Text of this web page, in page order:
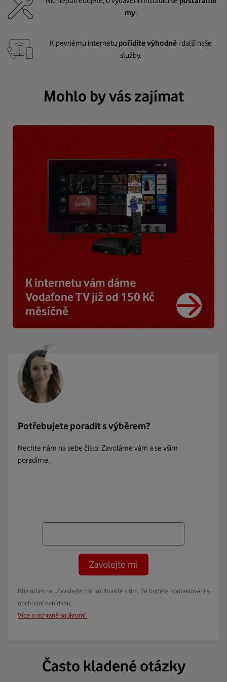
my.
K pevnému internetu pořídíte výhodně i další naše
služby.
Mohlo by vás zajímat
K internetu vám dáme
Vodafone TV již od 150 Kč
měsíčně
Potřebujete poradit s výběrem?
Nechte nám na sebe číslo. Zavoláme vám a se vším
poradíme.
Zavolejte mi
Kliknutím na „Zavolejte mi“ souhlasíte s tím, že budete kontaktováni s
obchodní nabídkou.
Více o ochraně soukromí.
Často kladené otázky